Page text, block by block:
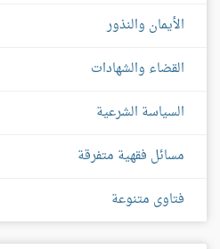
الأيمان والنذور
القضاء والشهادات
السياسة الشرعية
مسائل فقهية متفرقة
فتاوى متنوعة